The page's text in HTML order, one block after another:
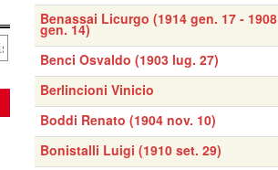
Benassai Licurgo (1914 gen. 17 - 1908
gen. 14)
Benci Osvaldo (1903 lug. 27)
Berlincioni Vinicio
Boddi Renato (1904 nov. 10)
Bonistalli Luigi (1910 set. 29)